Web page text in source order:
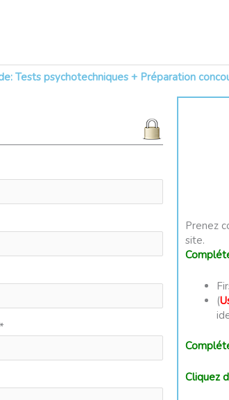
Tests psychotechniques + Préparation
Prenez
site.
(
Cliquez